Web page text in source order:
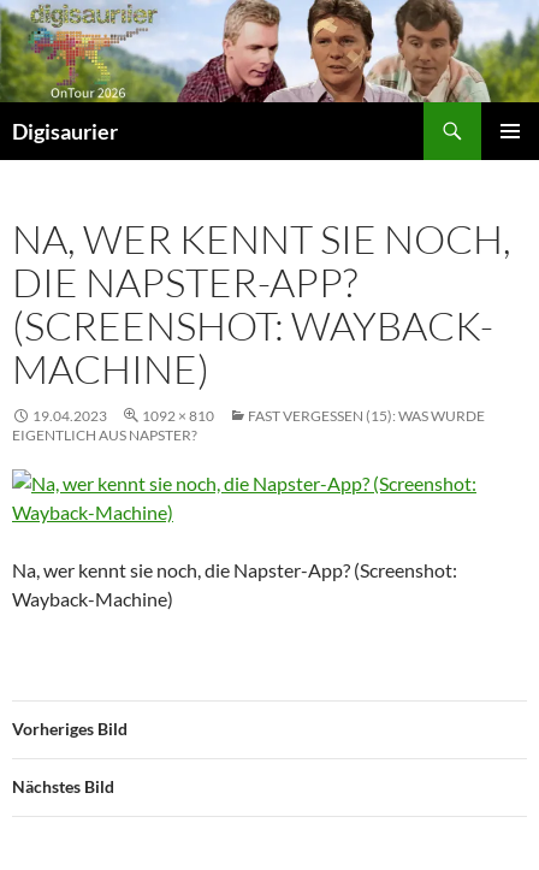
Zum
Inhalt
springen
Digisaurier
NA, WER KENNT SIE NOCH,
DIE NAPSTER-APP?
(SCREENSHOT: WAYBACK-
MACHINE)
19.04.2023 1092 × 810
FAST VERGESSEN (15): WAS WURDE
EIGENTLICH AUS NAPSTER?
Na, wer kennt sie noch, die Napster-App? (Screenshot:
Wayback-Machine)
Vorheriges Bild
Nächstes Bild